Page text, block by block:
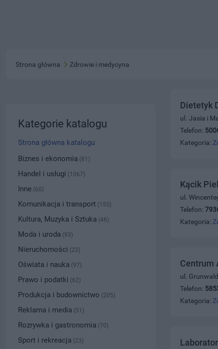
Strona główna Zdrowie i medycyna
Dietetyk
ul. Jasia i
Telefon:
Kategoria:
Kącik
ul.
Telefon:
Kategoria:
Centrum
ul.
Telefon:
Kategoria:
Kategorie katalogu
Strona główna katalogu
Biznes i ekonomia (81)
Handel i usługi (1067)
Inne (60)
Komunikacja i transport (155)
Kultura, Muzyka i Sztuka (46)
Moda i uroda (93)
Nieruchomości (23)
Oświata i nauka (97)
Prawo i podatki (62)
Produkcja i budownictwo (205)
Reklama i media (51)
Rozrywka i gastronomia (70)
Sport i rekreacja (23)